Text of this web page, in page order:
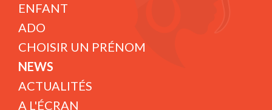
ENFANT
ADO
CHOISIR UN PRÉNOM
NEWS
ACTUALITÉS
A L'ÉCRAN